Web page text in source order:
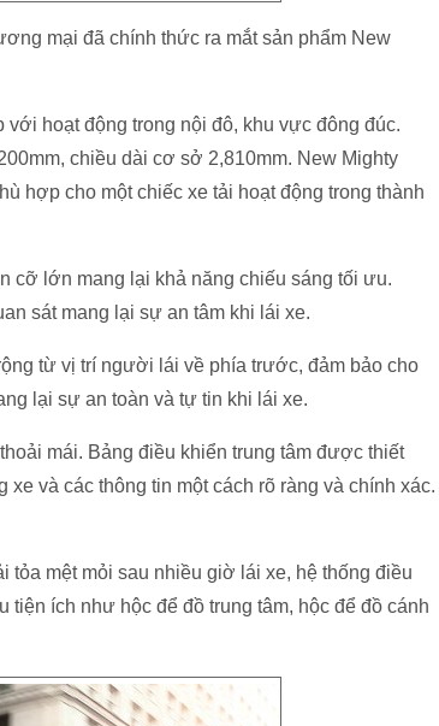
mại đã chính thức ra mắt sản phẩm New
hoạt động trong nội đô, khu vực đông đúc.
chiều dài cơ sở 2,810mm. New Mighty
hợp cho một chiếc xe tải hoạt động trong thành
cỡ lớn mang lại khả năng chiếu sáng tối ưu.
sát mang lại sự an tâm khi lái xe.
từ vị trí người lái về phía trước, đảm bảo cho
lại sự an toàn và tự tin khi lái xe.
mái. Bảng điều khiển trung tâm được thiết
xe và các thông tin một cách rõ ràng và chính xác.
tỏa mệt mỏi sau nhiều giờ lái xe, hệ thống điều
ích như hộc để đồ trung tâm, hộc để đồ cánh